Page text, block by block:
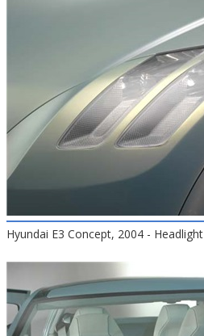
Hyundai E3 Concept, 2004 - Headlight